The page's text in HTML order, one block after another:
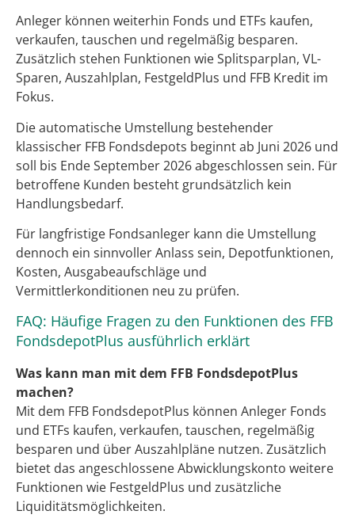
Anleger können weiterhin Fonds und ETFs kaufen,
verkaufen, tauschen und regelmäßig besparen.
Zusätzlich stehen Funktionen wie Splitsparplan, VL-
Sparen, Auszahlplan, FestgeldPlus und FFB Kredit im
Fokus.
Die automatische Umstellung bestehender
klassischer FFB Fondsdepots beginnt ab Juni 2026 und
soll bis Ende September 2026 abgeschlossen sein. Für
betroffene Kunden besteht grundsätzlich kein
Handlungsbedarf.
Für langfristige Fondsanleger kann die Umstellung
dennoch ein sinnvoller Anlass sein, Depotfunktionen,
Kosten, Ausgabeaufschläge und
Vermittlerkonditionen neu zu prüfen.
FAQ: Häufige Fragen zu den Funktionen des FFB
FondsdepotPlus ausführlich erklärt
Was kann man mit dem FFB FondsdepotPlus
machen?
Mit dem FFB FondsdepotPlus können Anleger Fonds
und ETFs kaufen, verkaufen, tauschen, regelmäßig
besparen und über Auszahlpläne nutzen. Zusätzlich
bietet das angeschlossene Abwicklungskonto weitere
Funktionen wie FestgeldPlus und zusätzliche
Liquiditätsmöglichkeiten.